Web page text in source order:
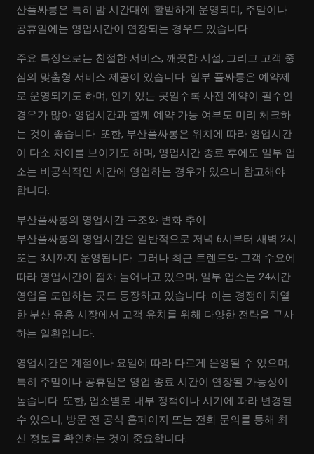
산풀싸롱은 특히 밤 시간대에 활발하게 운영되며, 주말이나
공휴일에는 영업시간이 연장되는 경우도 있습니다.
주요 특징으로는 친절한 서비스, 깨끗한 시설, 그리고 고객 중
심의 맞춤형 서비스 제공이 있습니다. 일부 풀싸롱은 예약제
로 운영되기도 하며, 인기 있는 곳일수록 사전 예약이 필수인
경우가 많아 영업시간과 함께 예약 가능 여부도 미리 체크하
는 것이 좋습니다. 또한, 부산풀싸롱은 위치에 따라 영업시간
이 다소 차이를 보이기도 하며, 영업시간 종료 후에도 일부 업
소는 비공식적인 시간에 영업하는 경우가 있으니 참고해야
합니다.
부산풀싸롱의 영업시간 구조와 변화 추이
부산풀싸롱의 영업시간은 일반적으로 저녁 6시부터 새벽 2시
또는 3시까지 운영됩니다. 그러나 최근 트렌드와 고객 수요에
따라 영업시간이 점차 늘어나고 있으며, 일부 업소는 24시간
영업을 도입하는 곳도 등장하고 있습니다. 이는 경쟁이 치열
한 부산 유흥 시장에서 고객 유치를 위해 다양한 전략을 구사
하는 일환입니다.
영업시간은 계절이나 요일에 따라 다르게 운영될 수 있으며,
특히 주말이나 공휴일은 영업 종료 시간이 연장될 가능성이
높습니다. 또한, 업소별로 내부 정책이나 시기에 따라 변경될
수 있으니, 방문 전 공식 홈페이지 또는 전화 문의를 통해 최
신 정보를 확인하는 것이 중요합니다.